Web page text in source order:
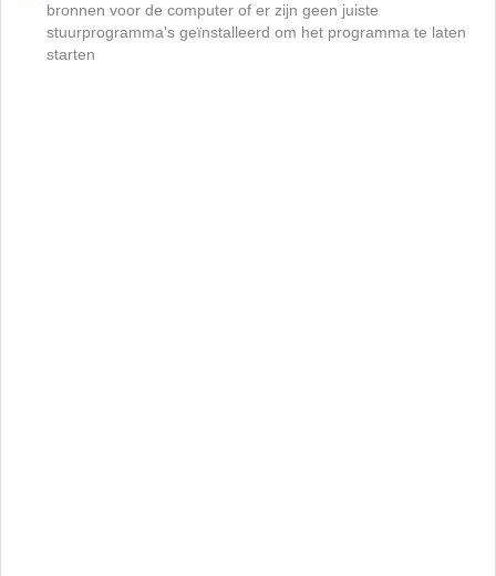
bronnen voor de computer of er zijn geen juiste
stuurprogramma's geïnstalleerd om het programma te laten
starten